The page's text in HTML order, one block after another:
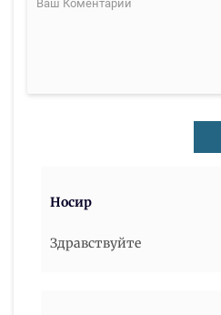
Носир
Здравствуйте